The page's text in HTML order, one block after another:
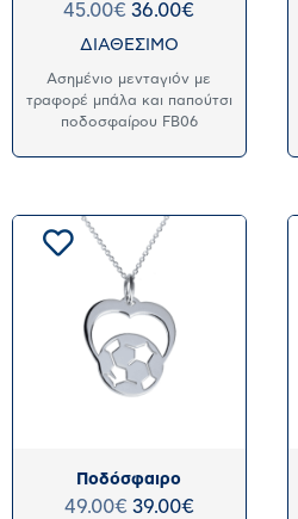
45.00€ 36.00€
ΔΙΑΘΕΣΙΜΟ
Ασημένιο μενταγιόν με
τραφορέ μπάλα και παπούτσι
ποδοσφαίρου FB06
Ποδόσφαιρο
49.00€ 39.00€